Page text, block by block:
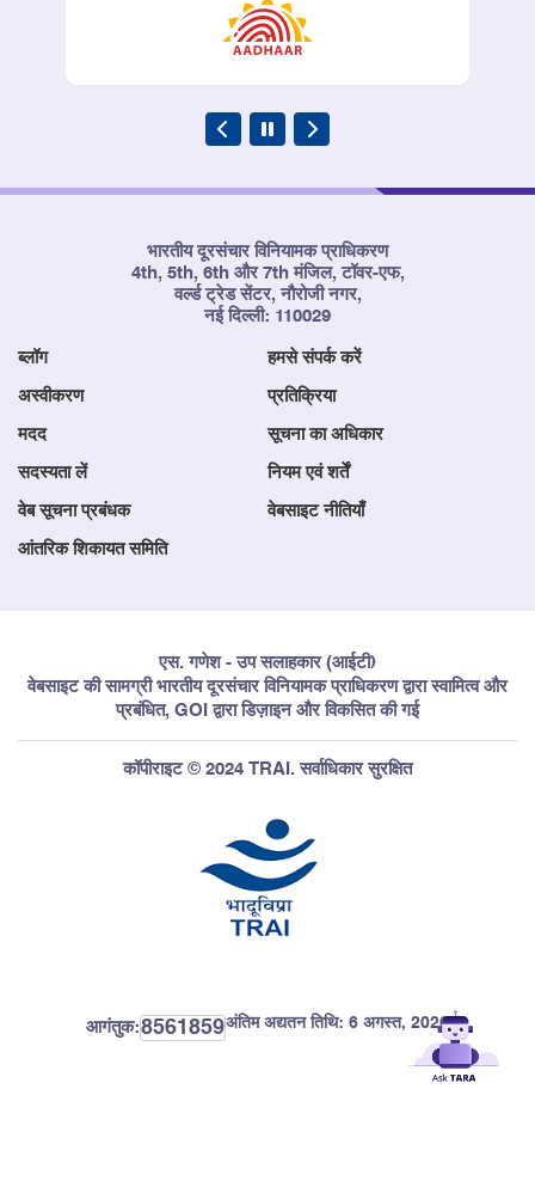
भारतीय दूरसंचार विनियामक प्राधिकरण
4th, 5th, 6th और 7th मंजिल, टॉवर-एफ,
वर्ल्ड ट्रेड सेंटर, नौरोजी नगर,
नई दिल्ली: 110029
ब्लॉग हमसे संपर्क करें
अस्वीकरण प्रतिक्रिया
मदद सूचना का अधिकार
सदस्यता लें नियम एवं शर्तें
वेब सूचना प्रबंधक वेबसाइट नीतियाँ
आंतरिक शिकायत समिति
एस. गणेश - उप सलाहकार (आईटी)
वेबसाइट की सामग्री भारतीय दूरसंचार विनियामक प्राधिकरण द्वारा स्वामित्व और
प्रबंधित, GOI द्वारा डिज़ाइन और विकसित की गई
कॉपीराइट © 2024 TRAI. सर्वाधिकार सुरक्षित
आगंतुक:8561859अंतिम अद्यतन तिथि: 6 अगस्त, 2026